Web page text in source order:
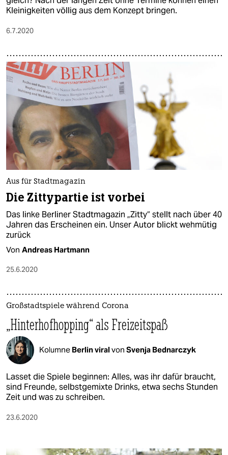
Kleinigkeiten völlig aus dem Konzept bringen.
6.7.2020
Aus für Stadtmagazin
Die Zittypartie ist vorbei
Das linke Berliner Stadtmagazin „Zitty“ stellt nach über 40
Jahren das Erscheinen ein. Unser Autor blickt wehmütig
zurück
Von Andreas Hartmann
25.6.2020
Großstadtspiele während Corona
„Hinterhofhopping“ als Freizeitspaß
Kolumne Berlin viralvon Svenja Bednarczyk
Lasset die Spiele beginnen: Alles, was ihr dafür braucht,
sind Freunde, selbstgemixte Drinks, etwa sechs Stunden
Zeit und was zu schreiben.
23.6.2020